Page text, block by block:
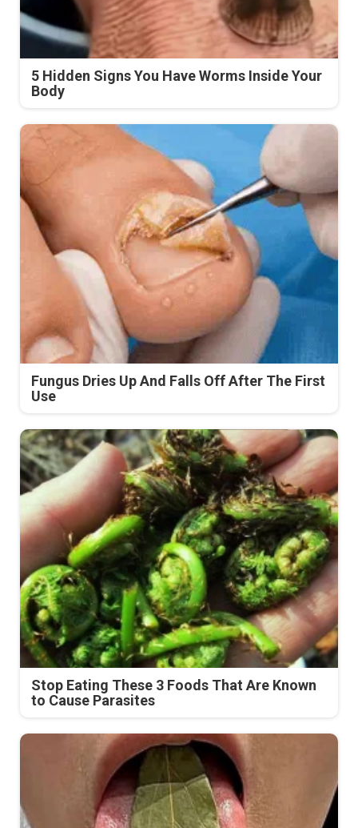
5 Hidden Signs You Have Worms Inside Your
Body
Fungus Dries Up And Falls Off After The First
Use
Stop Eating These 3 Foods That Are Known
to Cause Parasites